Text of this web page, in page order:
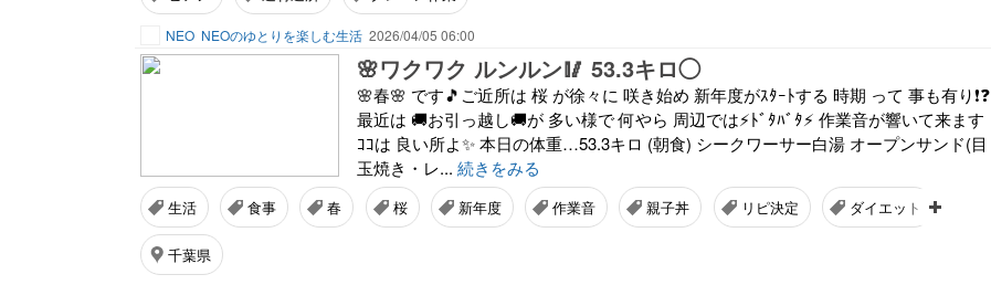
NEO NEOのゆとりを楽しむ生活 2026/04/05 06:00
🌸ワクワク ルンルン🥢 53.3キロ◯
🌸春🌸 です🎵ご近所は 桜 が徐々に 咲き始め 新年度がｽﾀｰﾄする 時期 って 事も有り❗❓
最近は 🚚お引っ越し🚚が 多い様で 何やら 周辺では⚡ﾄﾞﾀﾊﾞﾀ⚡ 作業音が響いて来ます
ｺｺは 良い所よ✨ 本日の体重…53.3キロ (朝食) シークワーサー白湯 オープンサンド(目
玉焼き・レ... 続きをみる
生活 食事 春 桜 新年度 作業音 親子丼 リピ決定 ダイエット
千葉県